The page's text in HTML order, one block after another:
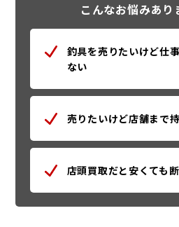
こんなお悩みあり
釣具を売りたいけど仕
ない
売りたいけど店舗まで
店頭買取だと安くても